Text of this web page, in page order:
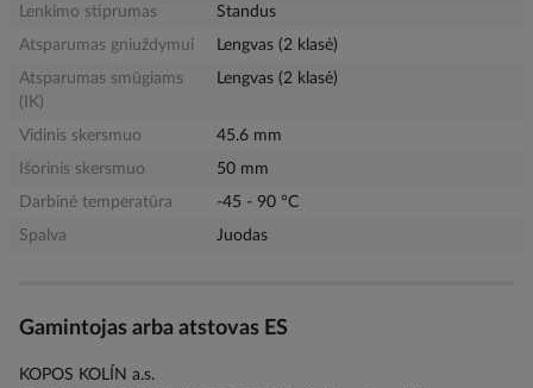
Lenkimo stiprumas
Standus
Atsparumas gniuždymui
Lengvas (2 klasė)
Atsparumas smūgiams
(IK)
Lengvas (2 klasė)
Vidinis skersmuo
45.6 mm
Išorinis skersmuo
50 mm
Darbinė temperatūra
-45 - 90 °C
Spalva
Juodas
Gamintojas arba atstovas ES
KOPOS KOLÍN a.s.